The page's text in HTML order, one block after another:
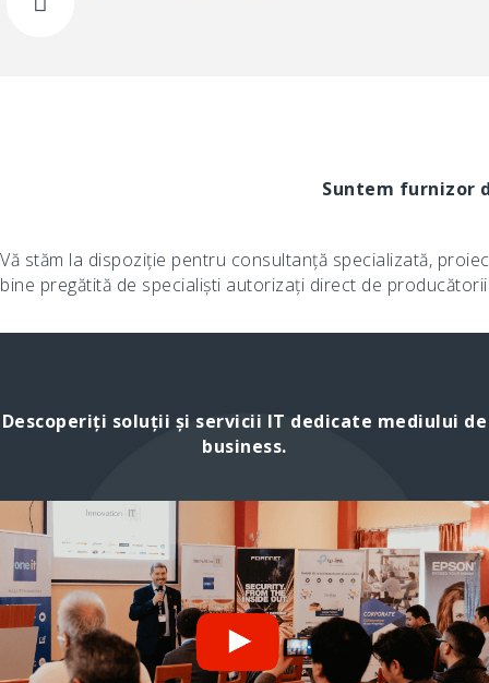
Suntem furnizor
Vă stăm la dispoziție pentru consultanță specializată,
bine pregătită de specialiști autorizați direct de
Descoperiți soluții și servicii IT dedicate mediului de
business.